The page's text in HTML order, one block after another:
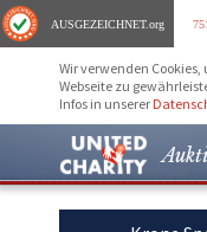
AUSGEZEICHNET.org
Wir verwenden
Webseite zu
Infos in unserer